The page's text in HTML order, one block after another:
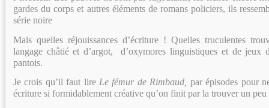
gardes du corps et autres éléments de romans policiers, ils
série noire
Mais quelles réjouissances d’écriture ! Quelles truculentes
langage châtié et d’argot, d’oxymores linguistiques et de jeux
pantois.
Je crois qu’il faut lire Le fémur de Rimbaud, par épisodes pour
écriture si formidablement créative qu’on finit par la trouver un peu